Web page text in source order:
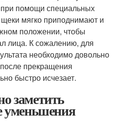
при помощи специальных
мягко приподнимают и
положении, чтобы
лица. К сожалению, для
необходимо довольно
прекращения
быстро исчезает.
заметить
уменьшения